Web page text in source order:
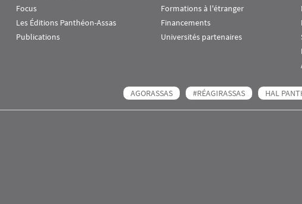
Focus
Les Éditions Panthéon-Assas
Publications
Formations à l'étranger
Financements
Universités partenaires
AGORASSAS #RÉAGIRASSAS HAL